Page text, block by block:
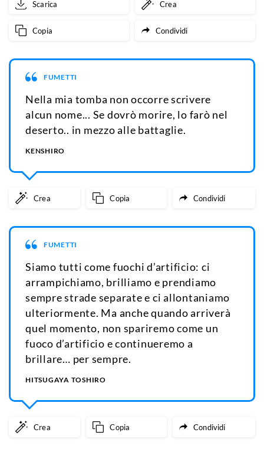
Scarica Crea
Copia Condividi
FUMETTI
Nella mia tomba non occorre scrivere
alcun nome... Se dovrò morire, lo farò nel
deserto.. in mezzo alle battaglie.
KENSHIRO
Crea Copia Condividi
FUMETTI
Siamo tutti come fuochi d’artificio: ci
arrampichiamo, brilliamo e prendiamo
sempre strade separate e ci allontaniamo
ulteriormente. Ma anche quando arriverà
quel momento, non spariremo come un
fuoco d’artificio e continueremo a
brillare… per sempre.
HITSUGAYA TOSHIRO
Crea Copia Condividi